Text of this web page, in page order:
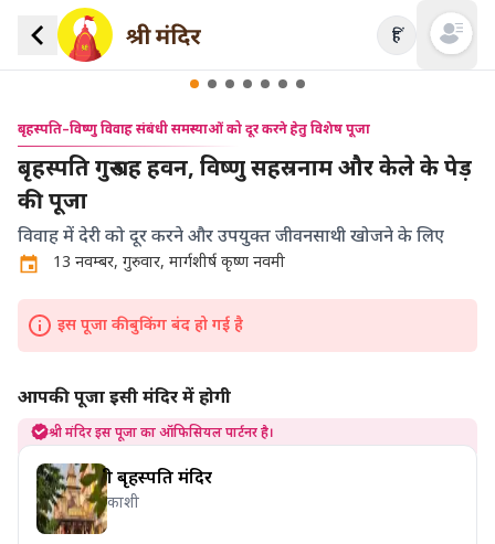
हिं Open
बृहस्पति–विष्णु विवाह संबंधी समस्याओं को दूर करने हेतु विशेष पूजा
बृहस्पति गुरु ग्रह हवन, विष्णु सहस्रनाम और केले के पेड़
की पूजा
विवाह में देरी को दूर करने और उपयुक्त जीवनसाथी खोजने के लिए
13 नवम्बर, गुरुवार, मार्गशीर्ष कृष्ण नवमी
इस पूजा की बुकिंग बंद हो गई है
आपकी पूजा इसी मंदिर में होगी
श्री मंदिर इस पूजा का ऑफिसियल पार्टनर है।
श्री बृहस्पति मंदिर
काशी